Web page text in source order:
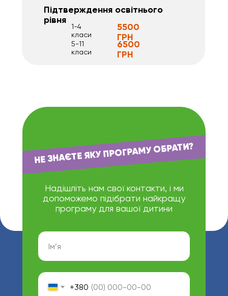
5500
ГРН
6500
ГРН
1-4
класи
5-11
класи
Підтверждення освітнього
рівня
НЕ ЗНАЄТЕ ЯКУ ПРОГРАМУ ОБРАТИ?
Надішліть нам свої контакти, і ми
допоможемо підібрати найкращу
програму для вашої дитини
+380